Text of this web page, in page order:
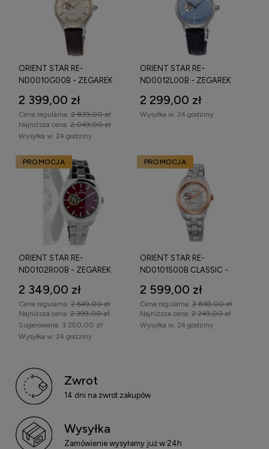
ORIENT STAR RE-
ND0010G00B - ZEGAREK
2 399,00 zł
Cena regularna: 2 839,00 zł
Najniższa cena: 2 049,00 zł
Wysyłka w: 24 godziny
ORIENT STAR RE-
ND0012L00B - ZEGAREK
2 299,00 zł
Wysyłka w: 24 godziny
ORIENT STAR RE-
ND0102R00B - ZEGAREK
2 349,00 zł
Cena regularna: 2 649,00 zł
Najniższa cena: 2 399,00 zł
Wysyłka w: 24 godziny
Sugerowana: 3 250,00 zł
PROMOCJA
ORIENT STAR RE-
ND0101S00B CLASSIC -
2 599,00 zł
Cena regularna: 2 869,00 zł
Najniższa cena: 2 249,00 zł
Wysyłka w: 24 godziny
PROMOCJA
Zwrot
14 dni na zwrot zakupów
Wysyłka
Zamówienie wysyłamy już w 24h